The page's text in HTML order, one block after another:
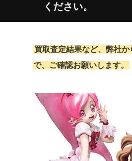
ください。
買取査定結果など、弊社
で、ご確認お願いします。